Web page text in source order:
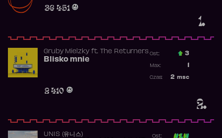
1.
36 451
2.
Gruby Mielzkyft. The Returners
Blisko mnie
2 410
Ost.: 3
Max:
2 msc
Czas:
UNIS (유니스) Ost: